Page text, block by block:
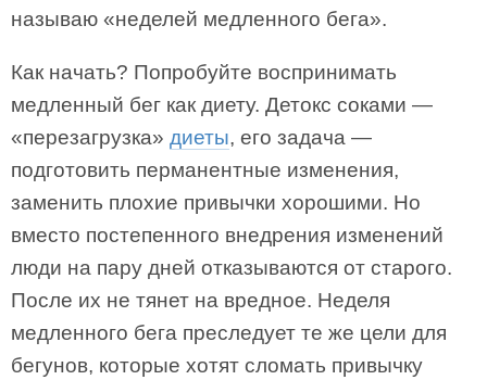
называю «неделей медленного бега».
Как начать? Попробуйте воспринимать
медленный бег как диету. Детокс соками —
«перезагрузка» диеты, его задача —
подготовить перманентные изменения,
заменить плохие привычки хорошими. Но
вместо постепенного внедрения изменений
люди на пару дней отказываются от старого.
После их не тянет на вредное. Неделя
медленного бега преследует те же цели для
бегунов, которые хотят сломать привычку